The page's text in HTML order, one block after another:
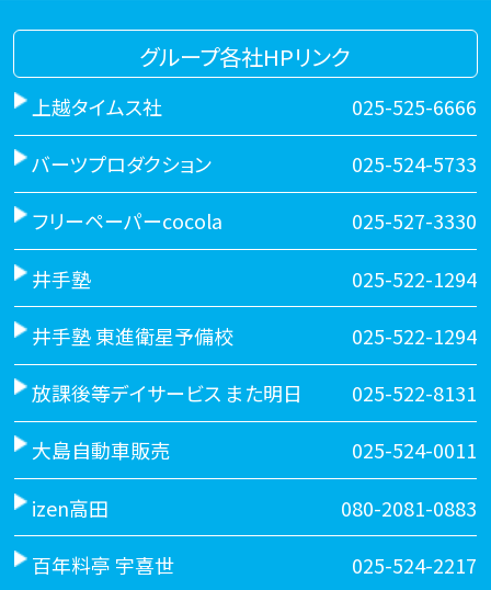
グループ各社HPリンク
上越タイムス社 025-525-6666
バーツプロダクション 025-524-5733
フリーペーパーcocola 025-527-3330
井手塾 025-522-1294
井手塾 東進衛星予備校 025-522-1294
放課後等デイサービス また明日 025-522-8131
大島自動車販売 025-524-0011
izen高田 080-2081-0883
百年料亭 宇喜世 025-524-2217